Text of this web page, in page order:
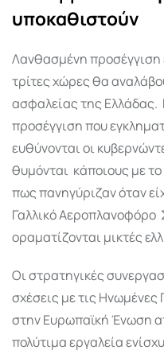
υποκαθιστούν
Λανθασμένη προσέγγιση
τρίτες χώρες θα
ασφαλείας της Ελλάδας.
προσέγγιση που
ευθύνονται οι
θυμόνται κάποιους με
πως πανηγύριζαν όταν
Γαλλικό Αεροπλανοφόρο
οραματίζονται μικτές
Οι στρατηγικές
σχέσεις με τις Ηνωμένες
στην Ευρωπαϊκή Ένωση
πολύτιμα εργαλεία